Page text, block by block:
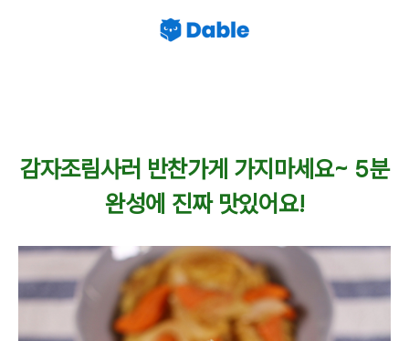
감자조림사러 반찬가게 가지마세요~ 5분
완성에 진짜 맛있어요!